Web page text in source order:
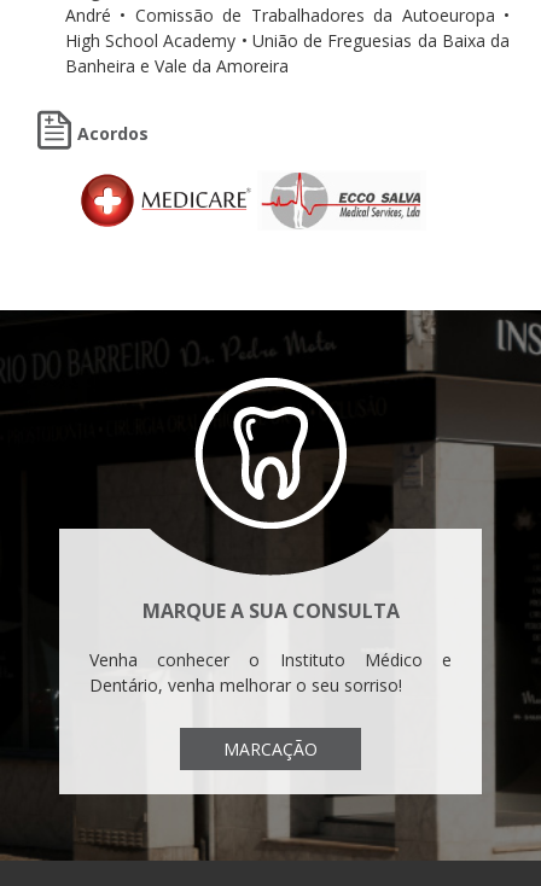
André • Comissão de Trabalhadores da Autoeuropa •
High School Academy • União de Freguesias da Baixa da
Banheira e Vale da Amoreira
Acordos
MARQUE A SUA CONSULTA
Venha conhecer o Instituto Médico e
Dentário, venha melhorar o seu sorriso!
MARCAÇÃO